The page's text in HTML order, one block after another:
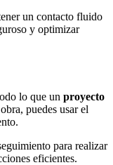
un contacto fluido
y optimizar
lo que un proyecto
puedes usar el
para realizar
eficientes.